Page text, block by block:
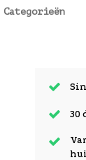
Categorieën
30